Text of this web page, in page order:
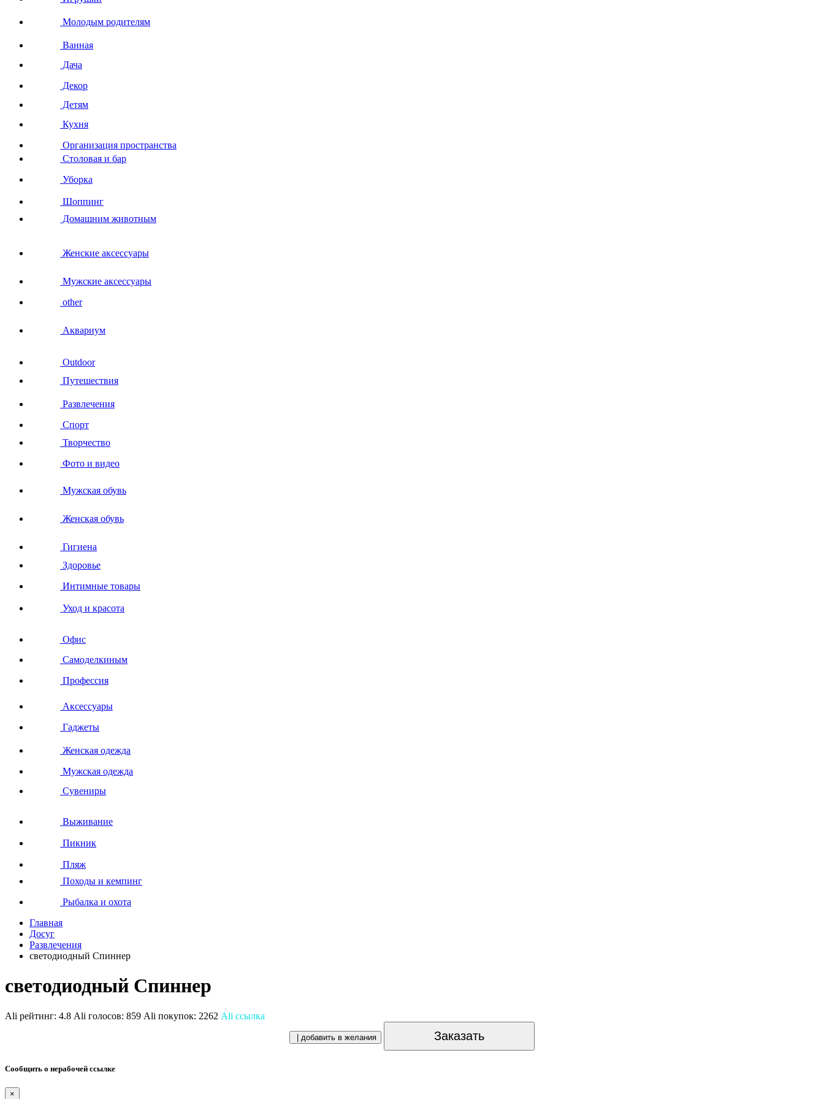
Молодым родителям
Ванная
Дача
Декор
Детям
Кухня
Организация пространства
Столовая и бар
Уборка
Шоппинг
Домашним животным
Женские аксессуары
Мужские аксессуары
other
Аквариум
Outdoor
Путешествия
Развлечения
Спорт
Творчество
Фото и видео
Мужская обувь
Женская обувь
Гигиена
Здоровье
Интимные товары
Уход и красота
Офис
Самоделкиным
Профессия
Аксессуары
Гаджеты
Женская одежда
Мужская одежда
Сувениры
Выживание
Пикник
Пляж
Походы и кемпинг
Рыбалка и охота
Главная
Досуг
Развлечения
светодиодный Спиннер
светодиодный Спиннер
Ali рейтинг: 4.8 Ali голосов: 859 Ali покупок: 2262 Ali ссылка
| добавить в желания Заказать
Сообщить о нерабочей ссылке
×